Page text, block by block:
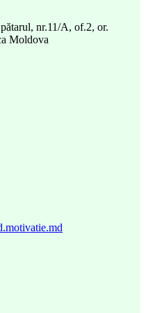
nr.11/A, of.2, or.
Moldova